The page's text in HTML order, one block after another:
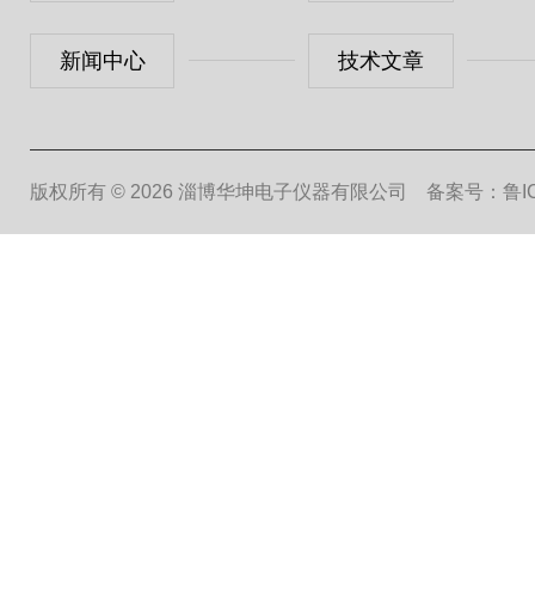
新闻中心 技术文章
版权所有 © 2026 淄博华坤电子仪器有限公司 备案号：鲁